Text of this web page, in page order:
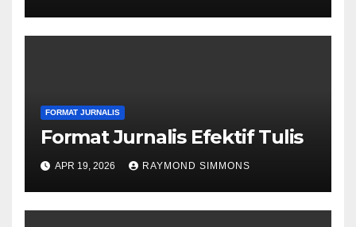
FORMAT JURNALIS
Format Jurnalis Efektif Tulis
APR 19, 2026 RAYMOND SIMMONS